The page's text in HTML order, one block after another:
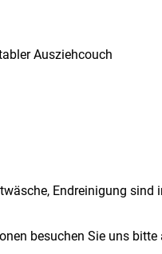
Ausziehcouch
Endreinigung
besuchen Sie uns